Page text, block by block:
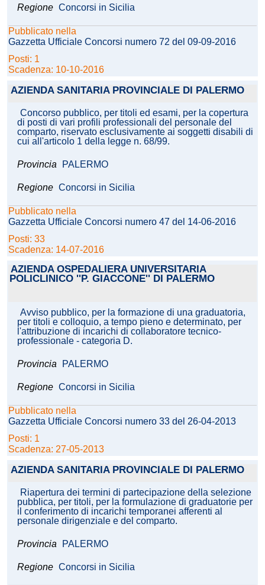
Regione Concorsi in Sicilia
Pubblicato nella
Gazzetta Ufficiale Concorsi numero 72 del 09-09-2016
Posti: 1
Scadenza: 10-10-2016
AZIENDA SANITARIA PROVINCIALE DI PALERMO
Concorso pubblico, per titoli ed esami, per la copertura
di posti di vari profili professionali del personale del
comparto, riservato esclusivamente ai soggetti disabili di
cui all'articolo 1 della legge n. 68/99.
Provincia PALERMO
Regione Concorsi in Sicilia
Pubblicato nella
Gazzetta Ufficiale Concorsi numero 47 del 14-06-2016
Posti: 33
Scadenza: 14-07-2016
AZIENDA OSPEDALIERA UNIVERSITARIA
POLICLINICO ''P. GIACCONE'' DI PALERMO
Avviso pubblico, per la formazione di una graduatoria,
per titoli e colloquio, a tempo pieno e determinato, per
l'attribuzione di incarichi di collaboratore tecnico-
professionale - categoria D.
Provincia PALERMO
Regione Concorsi in Sicilia
Pubblicato nella
Gazzetta Ufficiale Concorsi numero 33 del 26-04-2013
Posti: 1
Scadenza: 27-05-2013
AZIENDA SANITARIA PROVINCIALE DI PALERMO
Riapertura dei termini di partecipazione della selezione
pubblica, per titoli, per la formulazione di graduatorie per
il conferimento di incarichi temporanei afferenti al
personale dirigenziale e del comparto.
Provincia PALERMO
Regione Concorsi in Sicilia